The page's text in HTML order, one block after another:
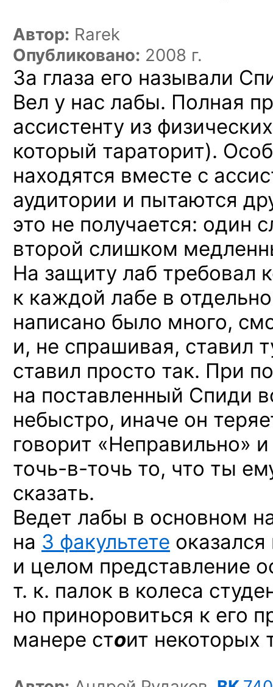
Автор: Rarek
Опубликовано: 2008 г.
За глаза его называли
Вел у нас лабы. Полная
ассистенту из
который тараторит).
находятся вместе с
аудитории и пытаются
это не получается: один
второй слишком
На защиту лаб требовал
к каждой лабе в
написано было много,
и, не спрашивая, ставил
ставил просто так. При
на поставленный Спиди
небыстро, иначе он
говорит «Неправильно»
точь-в-точь то, что ты
сказать.
Ведет лабы в основном
на 3 факультете
и целом представление
т. к. палок в колеса
но приноровиться к его
манере стоит некоторых